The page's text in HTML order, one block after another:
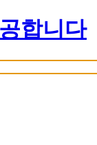
합니다